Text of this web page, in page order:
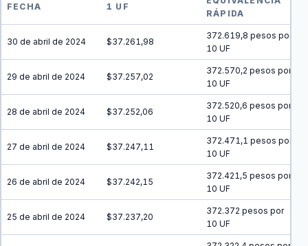
FECHA 1 UF
RÁPIDA
30 de abril de 2024 $37.261,98
372.619,8 pesos por
10 UF
29 de abril de 2024 $37.257,02
372.570,2 pesos por
10 UF
28 de abril de 2024 $37.252,06
372.520,6 pesos por
10 UF
27 de abril de 2024 $37.247,11
372.471,1 pesos por
10 UF
26 de abril de 2024 $37.242,15
372.421,5 pesos por
10 UF
25 de abril de 2024 $37.237,20
372.372 pesos por
10 UF